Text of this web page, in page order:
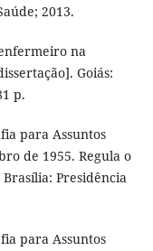
2013.
na
Goiás:
p.
para Assuntos
de 1955. Regula o
Presidência
para Assuntos